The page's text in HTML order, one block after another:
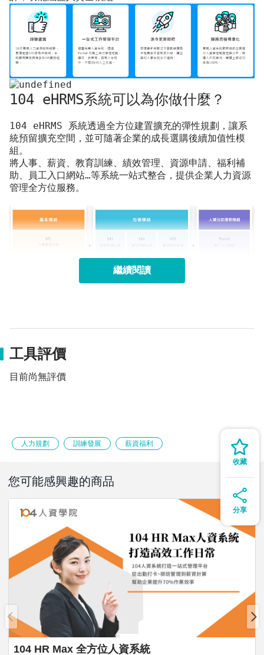
收藏
分享
104 eHRMS系統可以為你做什麼？
104 eHRMS 系統透過全方位建置擴充的彈性規劃，讓系
統預留擴充空間，並可隨著企業的成長選購後續加值性模
組。
將人事、薪資、教育訓練、績效管理、資源申請、福利補
助、員工入口網站…等系統一站式整合，提供企業人力資源
管理全方位服務。
跟隨勞動法令免費版本更新與升級
基本模組
提供額外加值模組串接、HRD功能擴充
讓企業彈性選擇所需功能模組
104 eHRMS 系統，提供完整HRD人力資源發展系統解決
方案，主要包含教育訓練系統、績效管理系統、資源管理系
統、福利補助系統等，並支援(兩岸)大陸薪資系統，提供
人資部門全方位的人資管理系統。
使用104之加值模組，企業可針對員工進行有系統性的培訓
與考核，以提升員工敬業度與參與力，使員工充分發揮其潛
能與組織整體績效。
加值模組
繼續閱讀
工具評價
目前尚無評價
人力規劃 訓練發展 薪資福利
您可能感興趣的商品
104 HR Max 全方位人資系統